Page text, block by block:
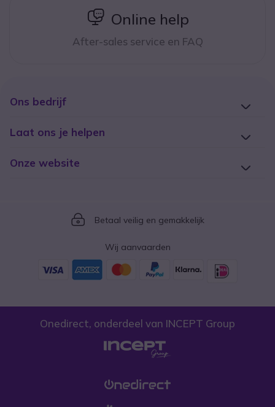
icon
Online help
After-sales service en FAQ
Ons bedrijf
Laat ons je helpen
Onze website
Icon
Betaal veilig en gemakkelijk
Wij aanvaarden
Onedirect, onderdeel van INCEPT Group